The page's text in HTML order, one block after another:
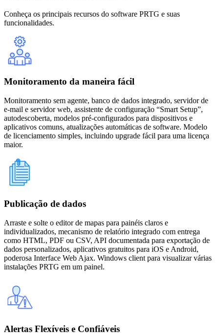
Conheça os principais recursos do software PRTG e suas
funcionalidades.
Monitoramento da maneira fácil
Monitoramento sem agente, banco de dados integrado, servidor de
e-mail e servidor web, assistente de configuração “Smart Setup”,
autodescoberta, modelos pré-configurados para dispositivos e
aplicativos comuns, atualizações automáticas de software. Modelo
de licenciamento simples, incluindo upgrade fácil para uma licença
maior.
Publicação de dados
Arraste e solte o editor de mapas para painéis claros e
individualizados, mecanismo de relatório integrado com entrega
como HTML, PDF ou CSV, API documentada para exportação de
dados personalizados, aplicativos gratuitos para iOS e Android,
poderosa Interface Web Ajax. Windows client para visualizar várias
instalações PRTG em um painel.
Alertas Flexíveis e Confiáveis